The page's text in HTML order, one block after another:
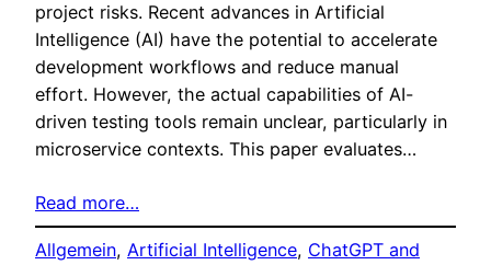
project risks. Recent advances in Artificial
Intelligence (AI) have the potential to accelerate
development workflows and reduce manual
effort. However, the actual capabilities of AI-
driven testing tools remain unclear, particularly in
microservice contexts. This paper evaluates…
Read more…
Allgemein, Artificial Intelligence, ChatGPT and